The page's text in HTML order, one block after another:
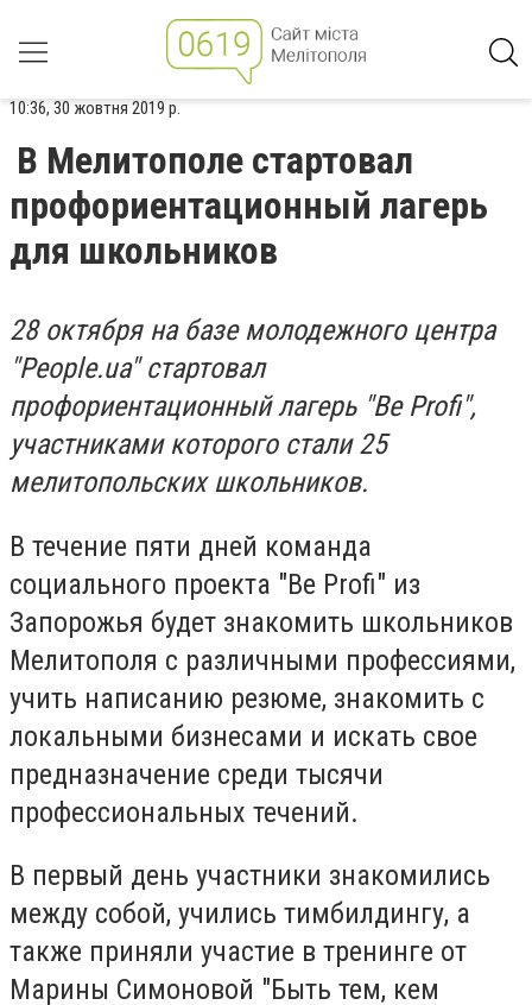
10:36, 30 жовтня 2019 р.
В Мелитополе стартовал
профориентационный лагерь
для школьников
28 октября на базе молодежного центра
"People.ua" стартовал
профориентационный лагерь "Be Profi",
участниками которого стали 25
мелитопольских школьников.
В течение пяти дней команда
социального проекта "Be Profi" из
Запорожья будет знакомить школьников
Мелитополя с различными профессиями,
учить написанию резюме, знакомить с
локальными бизнесами и искать свое
предназначение среди тысячи
профессиональных течений.
В первый день участники знакомились
между собой, учились тимбилдингу, а
также приняли участие в тренинге от
Марины Симоновой "Быть ​​тем, кем